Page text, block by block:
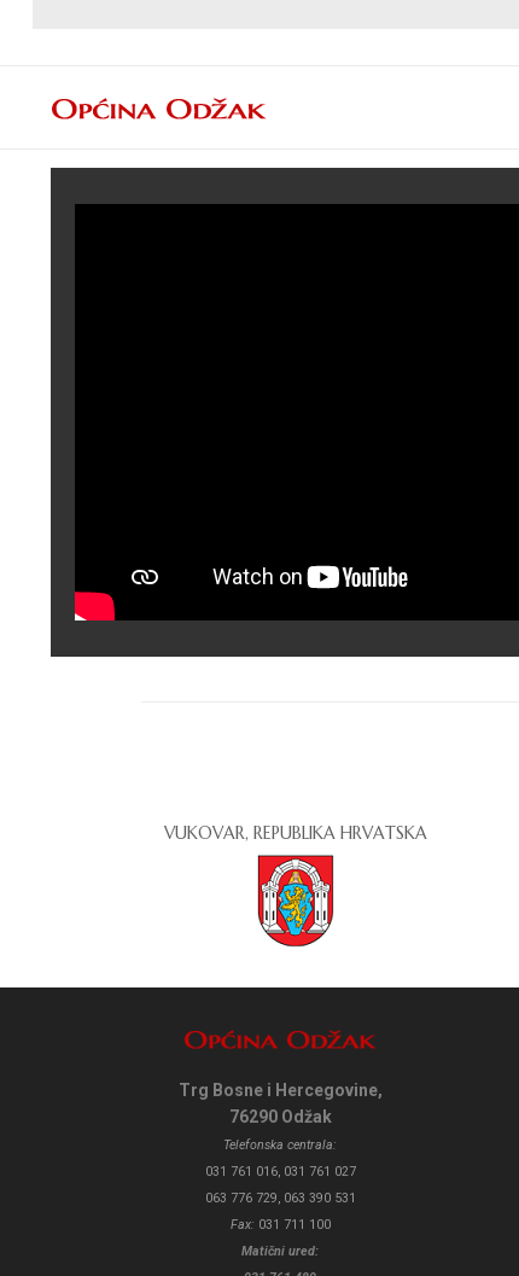
VUKOVAR, REPUBLIKA HRVATSKA
Trg Bosne i Hercegovine,
76290 Odžak
Telefonska centrala:
031 761 016, 031 761 027
063 776 729, 063 390 531
Fax: 031 711 100
Matični ured: